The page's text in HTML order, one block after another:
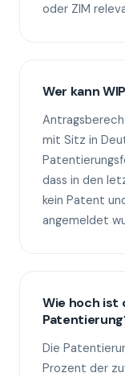
oder ZIM
Wer kann
mit Sitz in
dass in den
kein Patent
angemeldet
Wie hoch ist
Die
Prozent der